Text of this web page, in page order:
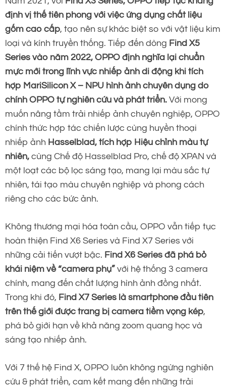
định vị thế tiên phong với việc ứng dụng chất liệu
gốm cao cấp, tạo nên sự khác biệt so với vật liệu kim
loại và kính truyền thống. Tiếp đến dòng Find X5
Series vào năm 2022, OPPO định nghĩa lại chuẩn
mực mới trong lĩnh vực nhiếp ảnh di động khi tích
hợp MariSilicon X – NPU hình ảnh chuyên dụng do
chính OPPO tự nghiên cứu và phát triển. Với mong
muốn nâng tầm trải nhiếp ảnh chuyên nghiệp, OPPO
chính thức hợp tác chiến lược cùng huyền thoại
nhiếp ảnh Hasselblad, tích hợp Hiệu chỉnh màu tự
nhiên, cùng Chế độ Hasselblad Pro, chế độ XPAN và
một loạt các bộ lọc sáng tạo, mang lại màu sắc tự
nhiên, tái tạo màu chuyên nghiệp và phong cách
riêng cho các bức ảnh.
Không thương mại hóa toàn cầu, OPPO vẫn tiếp tục
hoàn thiện Find X6 Series và Find X7 Series với
những cải tiến vượt bậc. Find X6 Series đã phá bỏ
khái niệm về “camera phụ” với hệ thống 3 camera
chính, mang đến chất lượng hình ảnh đồng nhất.
Trong khi đó, Find X7 Series là smartphone đầu tiên
trên thế giới được trang bị camera tiềm vọng kép,
phá bỏ giới hạn về khả năng zoom quang học và
sáng tạo nhiếp ảnh.
Với 7 thế hệ Find X, OPPO luôn không ngừng nghiên
cứu & phát triển, cam kết mang đến những trải